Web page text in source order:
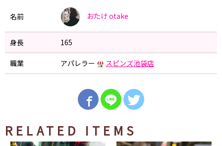
名前 おたけotake
身長 165
職業 アパレラー スピンズ池袋店
RELATED ITEMS